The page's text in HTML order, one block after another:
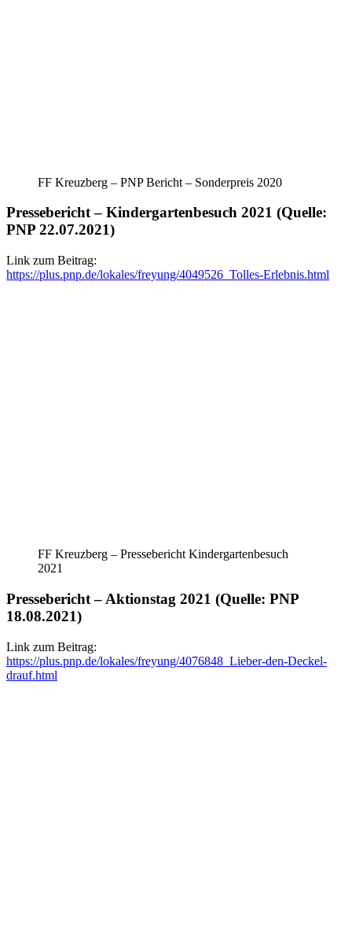
FF Kreuzberg – PNP Bericht – Sonderpreis 2020
Pressebericht – Kindergartenbesuch 2021 (Quelle:
PNP 22.07.2021)
Link zum Beitrag:
https://plus.pnp.de/lokales/freyung/4049526_Tolles-Erlebnis.html
FF Kreuzberg – Pressebericht Kindergartenbesuch
2021
Pressebericht – Aktionstag 2021 (Quelle: PNP
18.08.2021)
Link zum Beitrag:
https://plus.pnp.de/lokales/freyung/4076848_Lieber-den-Deckel-
drauf.html